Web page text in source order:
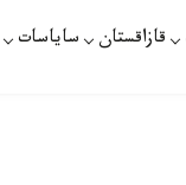
قازاقستان ساياسات